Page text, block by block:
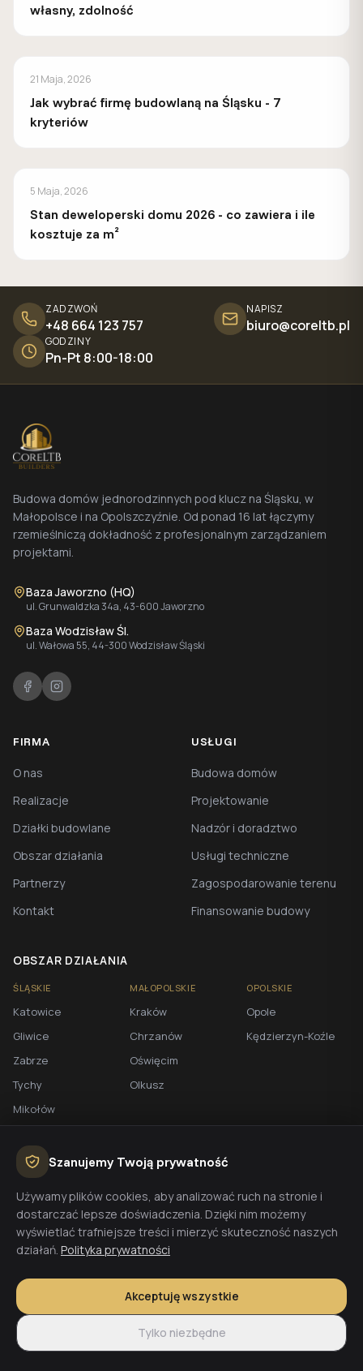
własny, zdolność
PORADY
21 Maja, 2026
Jak wybrać firmę budowlaną na Śląsku - 7
kryteriów
PORADY
5 Maja, 2026
Stan deweloperski domu 2026 - co zawiera i ile
kosztuje za m²
ZADZWOŃ
+48 664 123 757
NAPISZ
biuro@coreltb.pl
GODZINY
Pn-Pt 8:00-18:00
Budowa domów jednorodzinnych pod klucz na Śląsku, w
Małopolsce i na Opolszczyźnie. Od ponad 16 lat łączymy
rzemieślniczą dokładność z profesjonalnym zarządzaniem
projektami.
Baza Jaworzno (HQ)
ul. Grunwaldzka 34a, 43-600 Jaworzno
Baza Wodzisław Śl.
ul. Wałowa 55, 44-300 Wodzisław Śląski
FIRMA
O nas
Realizacje
Działki budowlane
Obszar działania
Partnerzy
Kontakt
USŁUGI
Budowa domów
Projektowanie
Nadzór i doradztwo
Usługi techniczne
Zagospodarowanie terenu
Finansowanie budowy
OBSZAR DZIAŁANIA
ŚLĄSKIE
Katowice
Gliwice
Zabrze
Tychy
Mikołów
Rybnik
Wodzisław Śl.
Żory
Jastrzębie-Zdrój
Racibórz
MAŁOPOLSKIE
Kraków
Chrzanów
Oświęcim
Olkusz
OPOLSKIE
Opole
Kędzierzyn-Koźle
BEZPŁATNA WYCENA
Planujesz budowę domu? Skontaktuj się z nami - przygotujemy
wycenę w 48h.
Szanujemy Twoją prywatność
Używamy plików cookies, aby analizować ruch na stronie i
dostarczać lepsze doświadczenia. Dzięki nim możemy
wyświetlać trafniejsze treści i mierzyć skuteczność naszych
działań. Polityka prywatności
Akceptuję wszystkie
Tylko niezbędne